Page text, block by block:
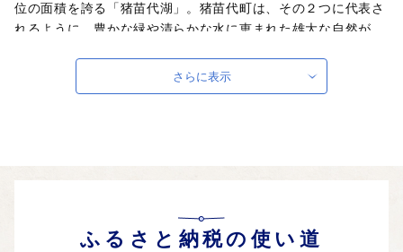
位の面積を誇る「猪苗代湖」。猪苗代町は、その２つに代表さ
れるように、豊かな緑や清らかな水に恵まれた雄大な自然が
色・スポーツなど年間を通じて多くの人々が楽しむことのでき
る、見て・遊んで・食べて・泊まれる、魅力あふれる田舎まち
外部サイトへ遷移します。
さらに表示
ふるさと納税の使い道